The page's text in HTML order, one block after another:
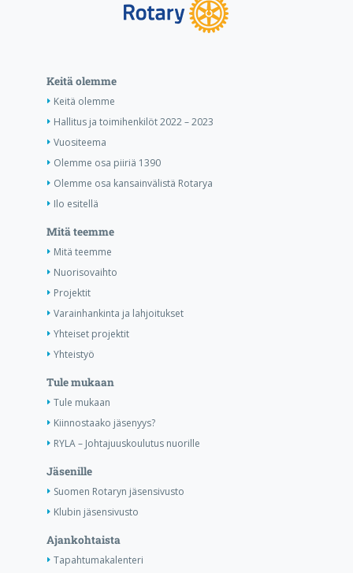
Keitä olemme
Keitä olemme
Hallitus ja toimihenkilöt 2022 – 2023
Vuositeema
Olemme osa piiriä 1390
Olemme osa kansainvälistä Rotarya
Ilo esitellä
Mitä teemme
Mitä teemme
Nuorisovaihto
Projektit
Varainhankinta ja lahjoitukset
Yhteiset projektit
Yhteistyö
Tule mukaan
Tule mukaan
Kiinnostaako jäsenyys?
RYLA – Johtajuuskoulutus nuorille
Jäsenille
Suomen Rotaryn jäsensivusto
Klubin jäsensivusto
Ajankohtaista
Tapahtumakalenteri